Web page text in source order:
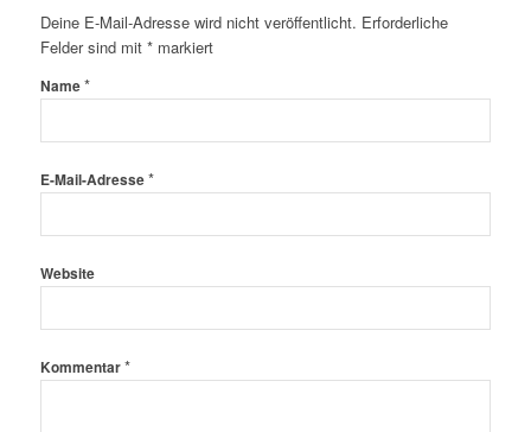
Deine E-Mail-Adresse wird nicht veröffentlicht. Erforderliche
Felder sind mit *markiert
Name*
E-Mail-Adresse*
Website
Kommentar*